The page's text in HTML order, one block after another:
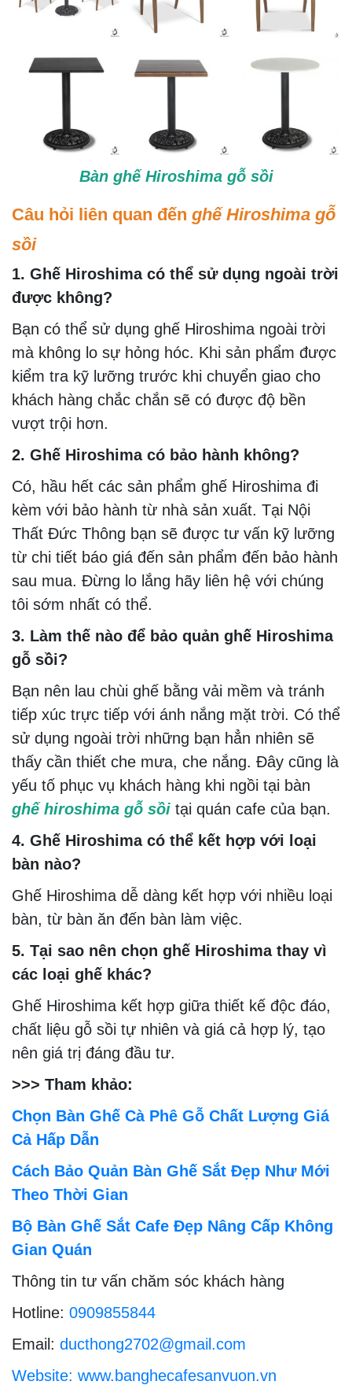
Bàn ghế Hiroshima gỗ sồi
Câu hỏi liên quan đến ghế Hiroshima gỗ
sồi
1. Ghế Hiroshima có thể sử dụng ngoài trời
được không?
Bạn có thể sử dụng ghế Hiroshima ngoài trời
mà không lo sự hỏng hóc. Khi sản phẩm được
kiểm tra kỹ lưỡng trước khi chuyển giao cho
khách hàng chắc chắn sẽ có được độ bền
vượt trội hơn.
2. Ghế Hiroshima có bảo hành không?
Có, hầu hết các sản phẩm ghế Hiroshima đi
kèm với bảo hành từ nhà sản xuất. Tại Nội
Thất Đức Thông bạn sẽ được tư vấn kỹ lưỡng
từ chi tiết báo giá đến sản phẩm đến bảo hành
sau mua. Đừng lo lắng hãy liên hệ với chúng
tôi sớm nhất có thể.
3. Làm thế nào để bảo quản ghế Hiroshima
gỗ sồi?
Bạn nên lau chùi ghế bằng vải mềm và tránh
tiếp xúc trực tiếp với ánh nắng mặt trời. Có thể
sử dụng ngoài trời những bạn hẳn nhiên sẽ
thấy cần thiết che mưa, che nắng. Đây cũng là
yếu tố phục vụ khách hàng khi ngồi tại bàn
ghế hiroshima gỗ sồi tại quán cafe của bạn.
4. Ghế Hiroshima có thể kết hợp với loại
bàn nào?
Ghế Hiroshima dễ dàng kết hợp với nhiều loại
bàn, từ bàn ăn đến bàn làm việc.
5. Tại sao nên chọn ghế Hiroshima thay vì
các loại ghế khác?
Ghế Hiroshima kết hợp giữa thiết kế độc đáo,
chất liệu gỗ sồi tự nhiên và giá cả hợp lý, tạo
nên giá trị đáng đầu tư.
>>> Tham khảo:
Chọn Bàn Ghế Cà Phê Gỗ Chất Lượng Giá
Cả Hấp Dẫn
Cách Bảo Quản Bàn Ghế Sắt Đẹp Như Mới
Theo Thời Gian
Bộ Bàn Ghế Sắt Cafe Đẹp Nâng Cấp Không
Gian Quán
Thông tin tư vấn chăm sóc khách hàng
Hotline: 0909855844
Email: ducthong2702@gmail.com
Website: www.banghecafesanvuon.vn